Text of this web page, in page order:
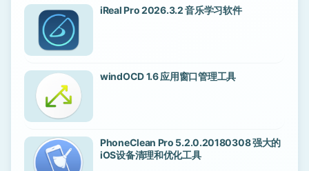
iReal Pro 2026.3.2 音乐学习软件
windOCD 1.6 应用窗口管理工具
PhoneClean Pro 5.2.0.20180308 强大的
iOS设备清理和优化工具